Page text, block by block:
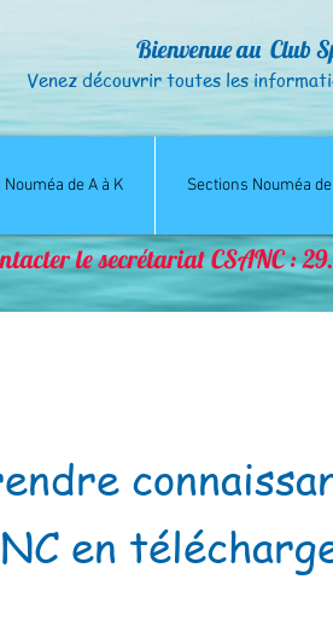
Bienvenue au Club
Venez découvrir toutes les
de A à K Sections Nouméa
le secrétariat CSANC :
en